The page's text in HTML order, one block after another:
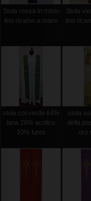
Stola rossa in misto
lino ricamo a mano
Stola
lino
stola col.verde 64%
lana 26% acrilico
10% lurex
stola
della
oro